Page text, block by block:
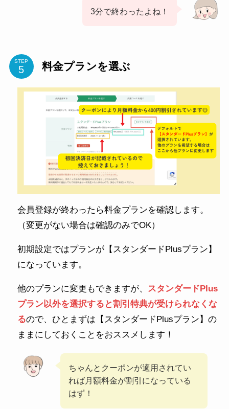
3分で終わったよね！
STEP 料金プランを選ぶ
会員登録が終わったら料金プランを確認します。
（変更がない場合は確認のみでOK）
初期設定ではプランが【スタンダードPlusプラン】
になっています。
他のプランに変更もできますが、 スタンダードPlus
プラン以外を選択すると割引特典が受けられなくな
るので、ひとまずは【スタンダードPlusプラン】の
ままにしておくことをおススメします！
ちゃんとクーポンが適用されてい
れば月額料金が割引になっている
はず！